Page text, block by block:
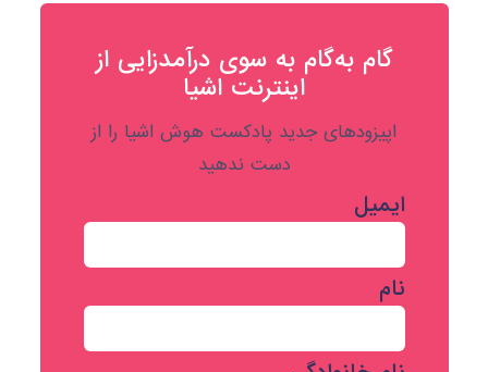
گام به‌گام به‌ سوی درآمدزایی از
اینترنت اشیا
اپیزودهای جدید پادکست هوش اشیا را از
دست ندهید
ایمیل
نام